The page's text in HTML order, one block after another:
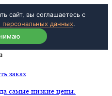
сайт, вы соглашаетесь с
персональных данных.
заказ
самые низкие цены.